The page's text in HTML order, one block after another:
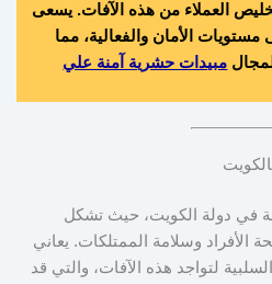
العملاء من هذه الآفات. يسعى
الأمان والفعالية، مما
مبيدات حشرية آمنة علي
في دولة الكويت، حيث تشكل
الأفراد وسلامة الممتلكات. يعاني
لتواجد هذه الآفات، والتي قد